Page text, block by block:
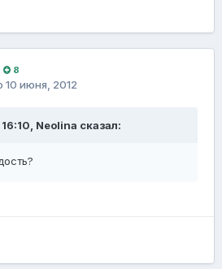
8
10 июня, 2012
Neolina сказал: